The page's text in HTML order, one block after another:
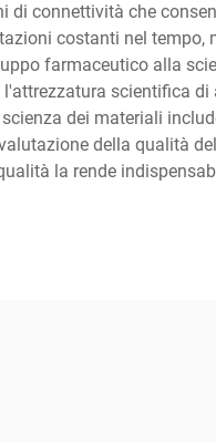
di connettività che
costanti nel tempo,
farmaceutico alla
scientifica
dei materiali
della qualità
la rende